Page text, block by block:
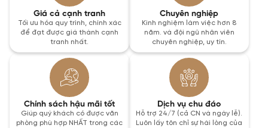
Giá cả cạnh tranh
Tối ưu hóa quy trình, chính xác
để đạt được giá thành cạnh
tranh nhất.
Chuyên nghiệp
Kinh nghiệm làm việc hơn 8
năm. và đội ngũ nhân viên
chuyên nghiệp, uy tín.
Chính sách hậu mãi tốt
Giúp quý khách có được văn
phòng phù hợp NHẤT trong các
Dịch vụ chu đáo
Hỗ trợ 24/7 (cả CN và ngày lễ).
Luôn lấy tôn chỉ sự hài lòng của